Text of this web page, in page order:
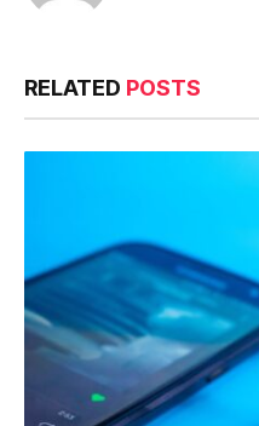
RELATED POSTS